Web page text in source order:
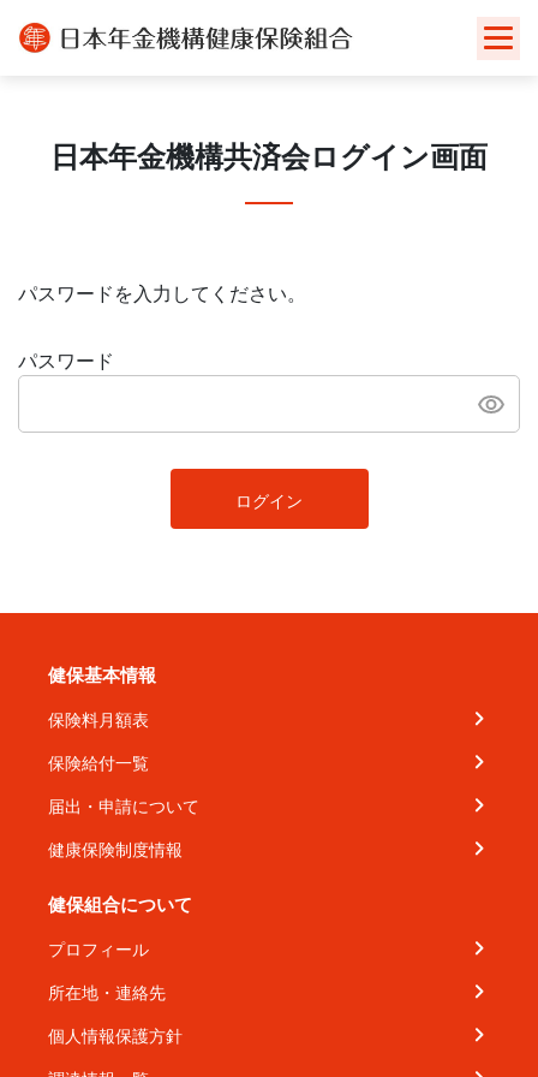
日本年金機構共済会ログイン画面
パスワードを入力してください。
パスワード
ログイン
健保基本情報
保険料月額表
保険給付一覧
届出・申請について
健康保険制度情報
健保組合について
プロフィール
所在地・連絡先
個人情報保護方針